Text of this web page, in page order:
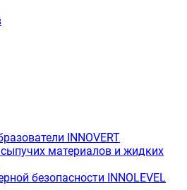
INNOVERT
материалов и жидких
безопасности INNOLEVEL